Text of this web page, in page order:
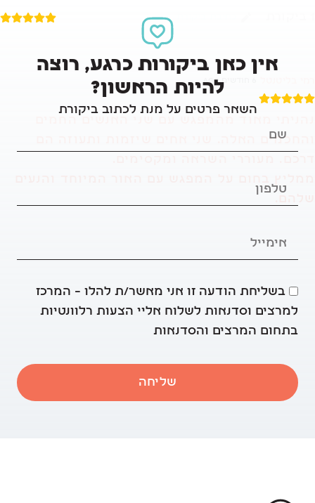
והחכמים האלה. שני אחים שיזמות ותעוזה הם
אין כאן ביקורות כרגע, רוצה
להיות הראשון?
השאר פרטים על מנת לכתוב ביקורת
בשליחת הודעה זו אני מאשר/ת להלו – המרכז
למרצים וסדנאות לשלוח אליי הצעות רלוונטיות
בתחום המרצים והסדנאות
שליחה